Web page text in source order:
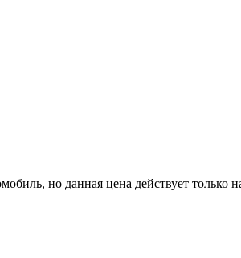
но данная цена действует только